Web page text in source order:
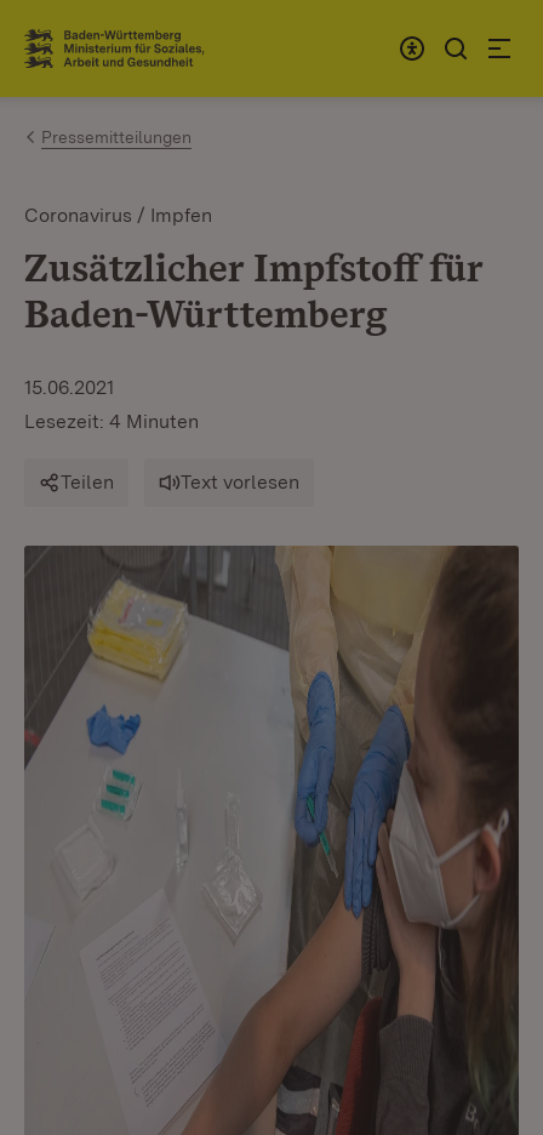
Zum Inhalt springen
Link zur Startseite
Pressemitteilungen
Coronavirus / Impfen
Zusätzlicher Impfstoff für
Baden-Württemberg
15.06.2021
Lesezeit: 4 Minuten
Teilen Text vorlesen